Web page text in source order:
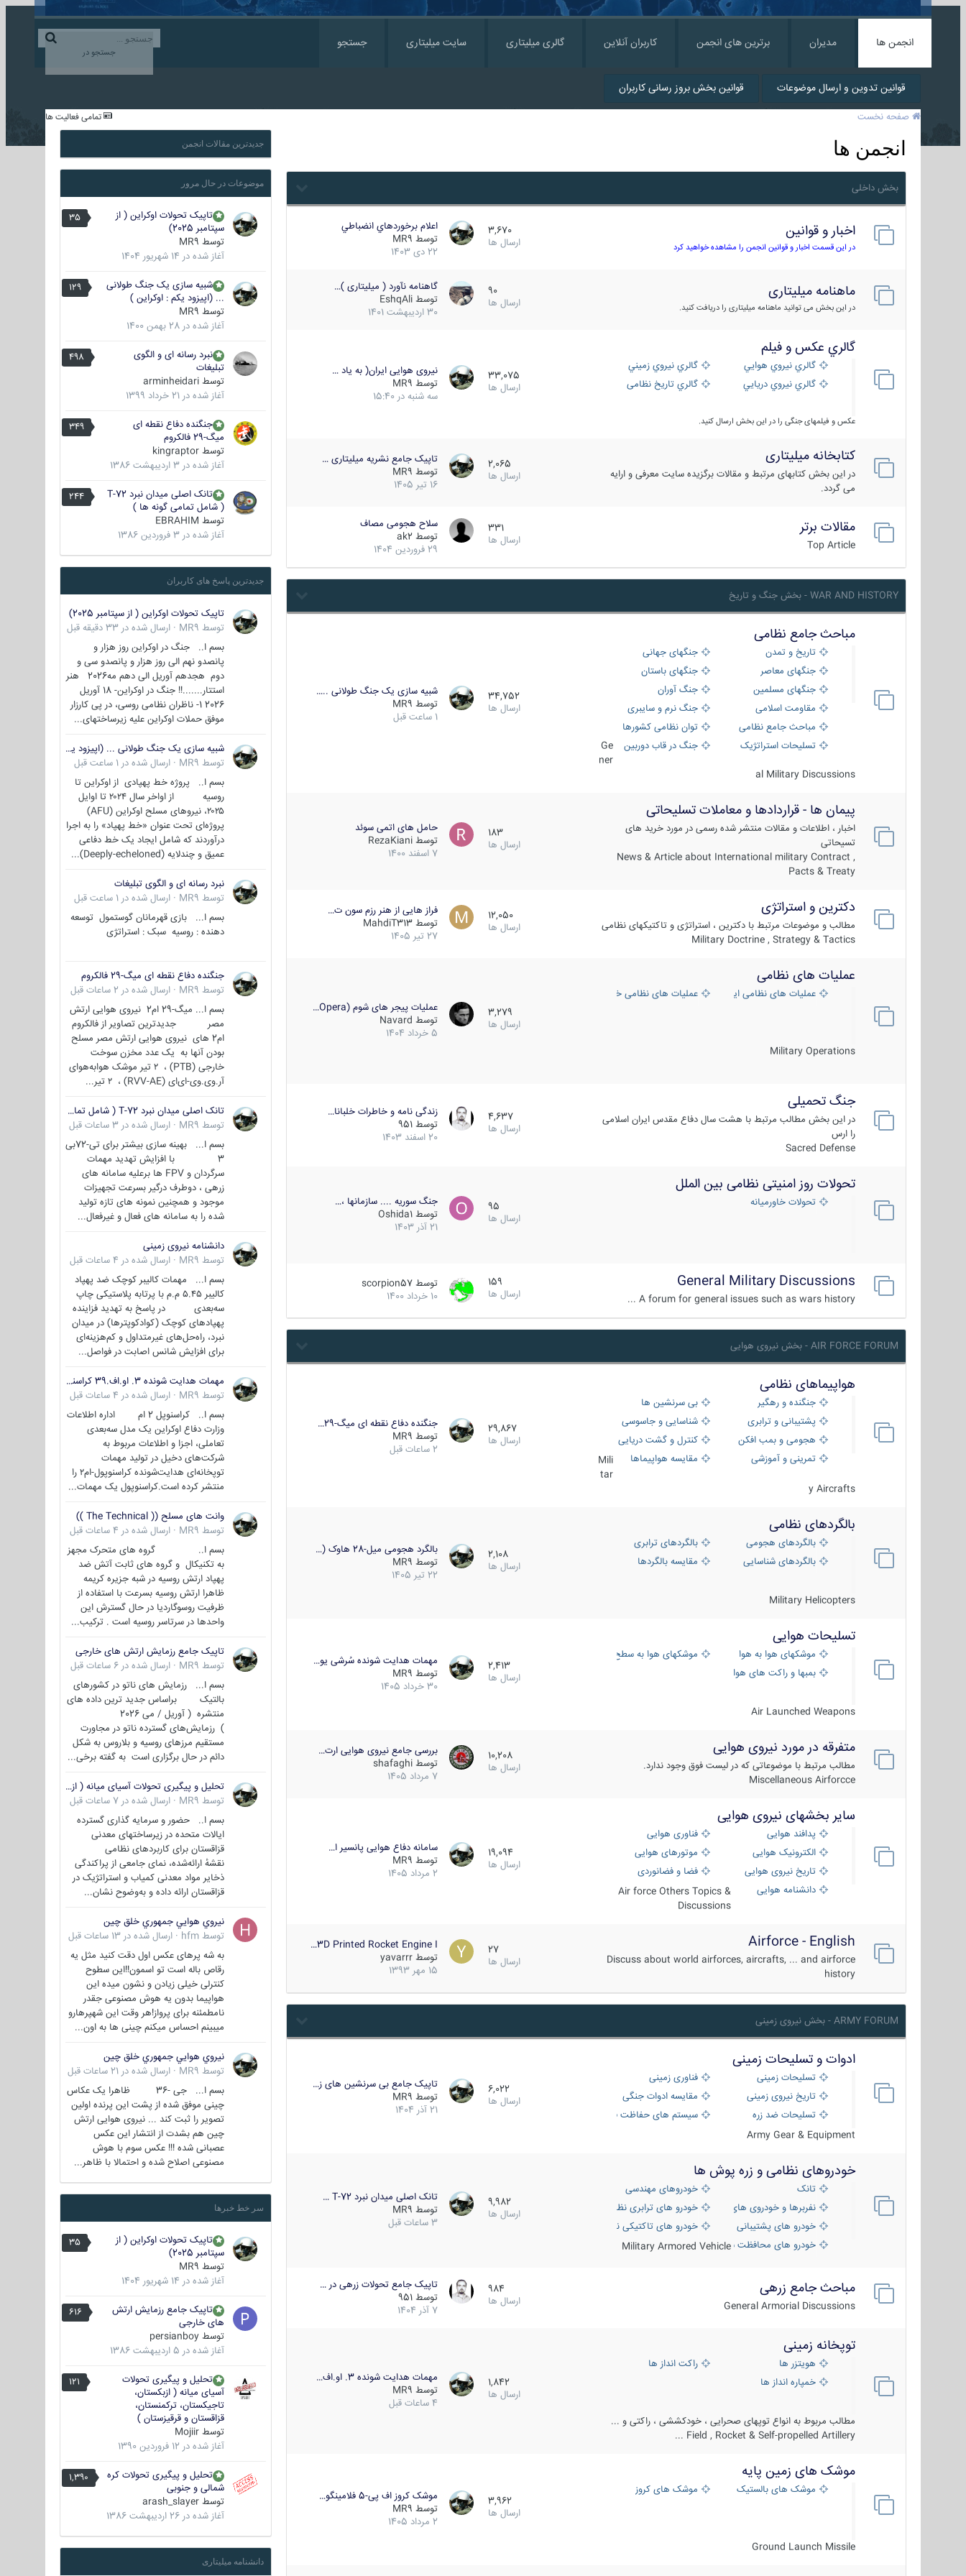
جستجو در
انجمن ها مدیران برترین های انجمن کاربران آنلاین گالری میلیتاری سایت میلیتاری جستجو
قوانین تدوین و ارسال موضوعات قوانین بخش بروز رسانی کاربران
تمامی فعالیت ها صفحه نخست
انجمن ها
بخش داخلی
اخبار و قوانین
در این قسمت اخبار و قوانین انجمن را مشاهده خواهید کرد
3,670
ارسال ها
اعلام برخوردهاي انضباطي
توسط MR9
22 دی 1403
ماهنامه میلیتاری
در این بخش می توانید ماهنامه میلیتاری را دریافت کنید.
90
ارسال ها
گاهنامه نآورد ( میلیتاری )…
توسط EshqAli
30 اردیبهشت 1401
گالري عكس و فيلم
گالري نيروي هوايي
گالري نيروي زميني
گالري نيروي دريايي
گالري تاریخ نظامی
عکس و فیلمهای جنگی را در این بخش ارسال کنید.
33,075
ارسال ها
نیروی هوایی ایران( به یاد …
توسط MR9
سه شنبه در 15:40
کتابخانه میلیتاری
در این بخش کتابهای مرتبط و مقالات برگزیده سایت معرفی و ارایه
می گردد.
2,065
ارسال ها
تاپیک جامع نشریه میلیتاری …
توسط MR9
16 تیر 1405
مقالات برتر
Top Article
331
ارسال ها
سلاح هجومی مصاف
توسط ak2
29 فروردین 1404
WAR AND HISTORY - بخش جنگ و تاریخ
مباحث جامع نظامی
تاریخ و تمدن
جنگهای جهانی
جنگهای معاصر
جنگهای باستان
جنگهای مسلمین
جنگ آوران
مقاومت اسلامی
جنگ نرم و سایبری
مباحث جامع نظامی
توان نظامی کشورها
تسلیحات استراتژیک
جنگ در قاب دوربین
Ge
ner
al Military Discussions
34,752
ارسال ها
شبیه سازی یک جنگ طولانی ..…
توسط MR9
1 ساعت قبل
پیمان ها - قراردادها و معاملات تسلیحاتی
اخبار ، اطلاعات و مقالات منتشر شده رسمی در مورد خرید های
تسیحاتی
News & Article about International military Contract ,
Pacts & Treaty
183
ارسال ها
حامل های اتمی سوئد
توسط RezaKiani
7 اسفند 1400
دکترین و استراتژی
مطالب و موضوعات مرتبط با دکترین ، استراتژی و تاکتیکهای نظامی
Military Doctrine , Strategy & Tactics
12,050
ارسال ها
فراز هایی از هنر رزم سون ت…
توسط MahdiT313
27 تیر 1405
عملیات های نظامی
عملیات های نظامی ایران عملیات های نظامی خارجی
Military Operations
3,279
ارسال ها
عملیات پیجر های شوم (Opera…
توسط Navard
5 خرداد 1404
جنگ تحمیلی
در این بخش مطالب مرتبط با هشت سال دفاع مقدس ایران اسلامی
را ارس
Sacred Defense
4,637
ارسال ها
زندگی نامه و خاطرات خلبانا…
توسط 951
20 اسفند 1403
تحولات روز امنیتی نظامی بین الملل
تحولات خاورمیانه
95
ارسال ها
جنگ سوریه .... سازمانها ،…
توسط Oshida1
21 آذر 1403
General Military Discussions
A forum for general issues such as wars history ...
159
ارسال ها
توسط scorpion57
10 خرداد 1400
AIR FORCE FORUM - بخش نیروی هوایی
هواپیماهای نظامی
جنگنده و رهگیر
بی سرنشین ها
پشتیبانی و ترابری
شناسایی و جاسوسی
هجومی و بمب افکن
کنترل و گشت دریایی
تمرینی و آموزشی
مقایسه هواپیماها
Mili
tar
y Aircrafts
29,867
ارسال ها
جنگنده دفاع نقطه ای میگ-29…
توسط MR9
2 ساعات قبل
بالگردهای نظامی
بالگردهای هجومی
بالگردهای ترابری
بالگردهای شناسایی
مقایسه بالگردها
Military Helicopters
2,108
ارسال ها
بالگرد هجومی میل-28 هاوک (…
توسط MR9
22 تیر 1405
تسلیحات هوایی
موشکهای هوا به هوا
موشکهای هوا به سطح
بمبها و راکت های هوایی
Air Launched Weapons
2,413
ارسال ها
مهمات هدایت شونده سُرشی یو…
توسط MR9
30 خرداد 1405
متفرقه در مورد نیروی هوایی
مطالب مرتبط با موضوعاتی که در لیست فوق وجود ندارد.
Miscellaneous Airforcce
10,208
ارسال ها
بررسی جامع نیروی هوایی ارت…
توسط shafaghi
7 مرداد 1405
سایر بخشهای نیروی هوایی
پدافند هوایی
فناوری هوایی
الکترونیک هوایی
موتورهای هوایی
تاریخ نیروی هوایی
فضا و فضانوردی
دانشنامه هوایی
Air force Others Topics &
Discussions
19,094
ارسال ها
سامانه دفاع هوایی پانسیر ا…
توسط MR9
2 مرداد 1405
Airforce - English
Discuss about world airforces, aircrafts, ... and airforce
history
27
ارسال ها
3D Printed Rocket Engine I…
توسط yavarrr
15 مهر 1393
ARMY FORUM - بخش نیروی زمینی
ادوات و تسلیحات زمینی
تسلیحات زمینی
فناوری زمینی
تاریخ نیروی زمینی
مقایسه ادوات جنگی
تسلیحات ضد زره
سیستم های حفاظت فعال
Army Gear & Equipment
6,022
ارسال ها
تاپیک جامع بی سرنشین های ز…
توسط MR9
21 آذر 1404
خودروهای نظامی و زره پوش ها
تانک
خودروهای مهندسی
نفربرها و خودروی های رزمی پیاده نظامخودرو های ترابری نظامی
خودرو های پشتیبانی آتش ، شناسایی و ضد تانک
خودرو های تاکتیکی نظامی
خودرو های محافظت شدهMilitary Armored Vehicle
9,982
ارسال ها
تانک اصلی میدان نبرد T-72 …
توسط MR9
3 ساعات قبل
مباحث جامع زرهی
General Armorial Discussions
984
ارسال ها
تاپیک جامع تحولات زرهی در …
توسط 951
7 آذر 1404
توپخانه زمینی
هویتزر ها
راکت انداز ها
خمپاره انداز ها
مطالب مربوط به انواع توپهای صحرایی ، خودکششی ، راکتی و ...
Field , Rocket & Self-propelled Artillery ...
1,842
ارسال ها
مهمات هدایت شونده 3. او.اف…
توسط MR9
4 ساعات قبل
موشک های زمین پایه
موشک های بالستیک موشک های کروز
Ground Launch Missile
3,962
ارسال ها
موشک کروز اف پی-5 فلامینگو…
توسط MR9
2 مرداد 1405
جدیدترین مقالات انجمن
موضوعات در حال مرور
35
تاپیک تحولات اوکراین ( از
سپتامبر 2025)
توسط MR9
آغاز شده در 14 شهریور 1404
129
شبیه سازی یک جنگ طولانی
... (اپیزود یکم : اوکراین )
توسط MR9
آغاز شده در 28 بهمن 1400
498
نبرد رسانه ای و الگوی
تبلیغات
توسط arminheidari
آغاز شده در 21 خرداد 1399
349
جنگنده دفاع نقطه ای
میگ-29 فالکروم
توسط kingraptor
آغاز شده در 3 اردیبهشت 1386
244
تانک اصلی میدان نبرد T-72
( شامل تمامی گونه ها )
توسط EBRAHIM
آغاز شده در 3 فروردین 1386
جدیدترین پاسخ های کاربران
تاپیک تحولات اوکراین ( از سپتامبر 2025)
توسط MR9
· ارسال شده در 33 دقیقه قبل
بسم ا.. جنگ در اوکراین روز هزار و
پانصدو نهم الی روز هزار و پانصدو سی و
دوم هجدهم آوریل الی دهم مه2026 هنر
استتار.......!! جنگ در اوکراین- 18 آوریل
2026 1- ناظران نظامی روسی، در پی کارزار
موفق حملات اوکراین علیه زیرساختهای...
شبیه سازی یک جنگ طولانی ... (اپیزود یکم : اوکراین )
توسط MR9
· ارسال شده در 1 ساعت قبل
بسم ا.. پروژه خط پهپادی از اوکراین تا
روسیه از اواخر سال ۲۰۲۴ تا اوایل
۲۰۲۵، نیروهای مسلح اوکراین (AFU)
پروژه‌ای تحت عنوان «خط پهپاد» را به اجرا
درآوردند که شامل ایجاد یک خط دفاعی
عمیق و چندلایه (Deeply-echeloned)...
نبرد رسانه ای و الگوی تبلیغات
توسط MR9
· ارسال شده در 1 ساعت قبل
بسم ا... بازی قهرمانان گوستمول توسعه
دهنده : روسیه سبک : استراتژی
جنگنده دفاع نقطه ای میگ-29 فالکروم
توسط MR9
· ارسال شده در 2 ساعات قبل
بسم ا... میگ-29 ام2 نیروی هوایی ارتش
مصر جدیدترین تصاویر از فالکروم
ام2 های نیروی هوایی ارتش مصر مسلح
بودن آنها به یک عدد مخزن سوخت
خارجی (PTB) ، ۲ تیر موشک هوابه‌هوای
آر.وی.وی-ای‌ای (RVV-AE) ، ۲ تیر...
تانک اصلی میدان نبرد T-72 ( شامل تمامی گونه ها )
توسط MR9
· ارسال شده در 3 ساعات قبل
بسم ا... بهینه سازی بیشتر برای تی-72بی
3 با افزایش تهدید مهمات
سرگردان و FPV ها برعلیه سامانه های
زرهی ، دوطرف درگیر بسرعت تجهیزات
موجود و همچنین نمونه های تازه تولید
شده را به سامانه های فعال و غیرفعال...
دانشنامه نیروی زمینی
توسط MR9
· ارسال شده در 4 ساعات قبل
بسم ا... مهمات کالیبر کوچک ضد پهپاد
کالیبر ۵.۴۵ م.م با پرتابه پلاستیکی چاپ
سه‌بعدی در پاسخ به تهدید فزاینده
پهپادهای کوچک (کوادکوپترها) در میدان
نبرد، راه‌حل‌های غیرمتداول و کم‌هزینه‌ای
برای افزایش شانس اصابت در فواصل...
مهمات هدایت شونده 3. او.اف.39 کراسنوپل/بصیر( Krasnopol 3OF39 )
توسط MR9
· ارسال شده در 4 ساعات قبل
بسم ا.. کراسنوپل 2 ام اداره اطلاعات
وزارت دفاع اوکراین یک مدل سه‌بعدی
تعاملی، اجزا و اطلاعات مربوط به
شرکت‌های دخیل در تولید مهمات
توپخانه‌ای هدایت‌شونده کراسنوپول-ام۲ را
منتشر کرده است.کراسنوپول یک مهمات...
وانت های مسلح (( The Technical ))
توسط MR9
· ارسال شده در 4 ساعات قبل
بسم ا.. گروه های متحرک مجهز
به تکنیکال و گروه های ثابت آتش ضد
پهپاد ارتش روسیه در شبه جزیره کریمه
ظاهرا ارتش روسیه بسرعت با استفاده از
ظرفیت روسوگاردیا در حال گسترش این
واحدها در سرتاسر روسیه است . ترکیب...
تاپیک جامع رزمایش ارتش های خارجی
توسط MR9
· ارسال شده در 6 ساعات قبل
بسم ا... رزمایش های ناتو در کشورهای
بالتیک براساس جدید ترین داده های
منتشره ( آوریل / می 2026
) رزمایش‌های گسترده ناتو در مجاورت
مستقیم مرزهای روسیه و بلاروس به شکل
دائم در حال برگزاری است به گفته برخی...
تحلیل و پیگیری تحولات آسیای میانه ( ازبکستان، تاجیکستان، ترکمنستان، قزاقستان و قرقیزستان )
توسط MR9
· ارسال شده در 7 ساعات قبل
بسم ا.. حضور و سرمایه گذاری گسترده
ایالات متحده در زیرساختهای معدنی
قزاقستان برای کاربردهای نظامی
نقشهٔ ارائه‌شده، نمای جامعی از پراکندگی
ذخایر مواد معدنی کمیاب و استراتژیک در
قزاقستان ارائه داده و به‌وضوح نشان...
نيروي هوايي جمهوري خلق چين
توسط hfm
· ارسال شده در 13 ساعات قبل
به شه پرهای عکس اول دقت کنید مثل یه
رقاص باله است تو اسمون!!این سطوح
کنترلی خیلی زیادن و نشون میده این
هواپیما بدون یه هوش مصنوعی جقدر
نامطمئنه برای پرواز!هر وقت این شهپرهارو
میبینم احساس میکنم چینی ها به اون...
نيروي هوايي جمهوري خلق چين
توسط MR9
· ارسال شده در 21 ساعات قبل
بسم ا... جی -36 ظاهرا یک عکاس
چینی موفق شده از پشت این پرنده اولین
تصویر را ثبت کند ... نیروی هوایی ارتش
چین هم بشدت از انتشار این عکس
عصبانی شده !!! عکس سوم با هوش
مصنوعی اصلاح شده و احتمالا با ظاهر...
سر خط خبرها
35
تاپیک تحولات اوکراین ( از
سپتامبر 2025)
توسط MR9
آغاز شده در 14 شهریور 1404
616
تاپیک جامع رزمایش ارتش
های خارجی
توسط persianboy
آغاز شده در 5 اردیبهشت 1386
121
تحلیل و پیگیری تحولات
آسیای میانه ( ازبکستان،
تاجیکستان، ترکمنستان،
قزاقستان و قرقیزستان )
توسط Mojiir
آغاز شده در 12 فروردین 1390
1,390
تحلیل و پیگیری تحولات کره
شمالی و جنوبی
توسط arash_slayer
آغاز شده در 26 اردیبهشت 1386
دانشنامه میلیتاری